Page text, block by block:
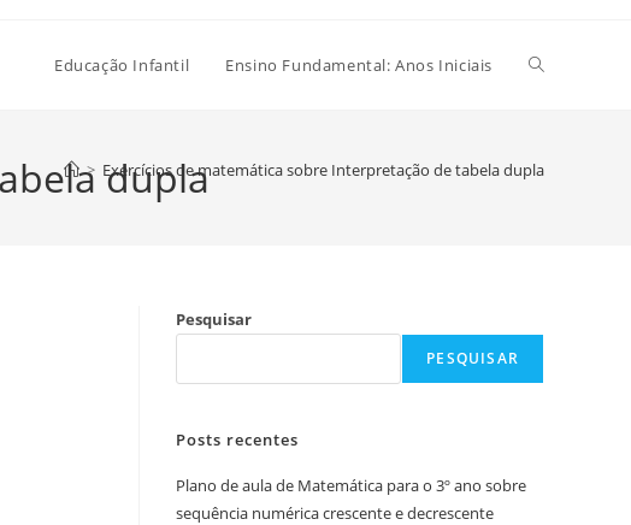
Educação Infantil Ensino Fundamental: Anos Iniciais Alternar
site
dupla
> Exercícios de matemática sobre Interpretação de tabela dupla
Pesquisar
PESQUISAR
Posts recentes
Plano de aula de Matemática para o 3º ano sobre
sequência numérica crescente e decrescente